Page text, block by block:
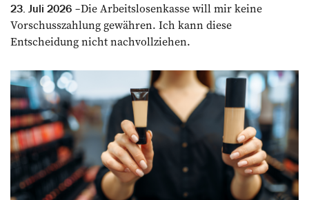
23. Juli 2026
Die Arbeitslosenkasse will mir keine
Vorschusszahlung gewähren. Ich kann diese
Entscheidung nicht nachvollziehen.